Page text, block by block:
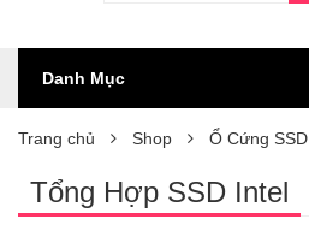
Danh Mục
Trang chủ Shop Ổ Cứng SSD
Tổng Hợp SSD Intel